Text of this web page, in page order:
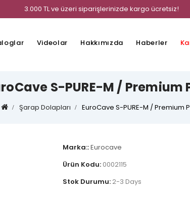
3.000 TL ve üzeri siparişlerinizde kargo ücretsiz!
Videolar Hakkımızda Haberler
S-PURE-M / Premium
Şarap Dolapları EuroCave S-PURE-M / Premium
Marka::Eurocave
Ürün Kodu: 0002115
Stok Durumu: 2-3 Days